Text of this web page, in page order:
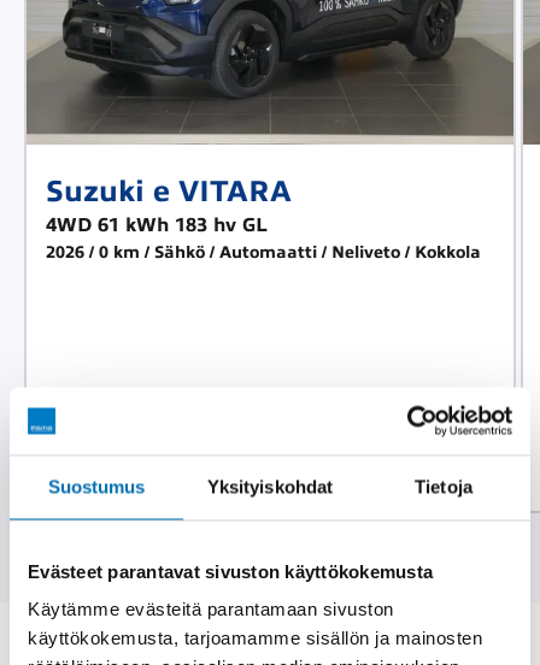
Suostumus Yksityiskohdat Tietoja
Evästeet parantavat sivuston käyttökokemusta
Käytämme evästeitä parantamaan sivuston
käyttökokemusta, tarjoamamme sisällön ja mainosten
Suzuki e VITARA
4WD 61 kWh 183 hv GL
2026 0 km Sähkö Automaatti Neliveto Kokkola
Ajankohtaista Katso kaikki